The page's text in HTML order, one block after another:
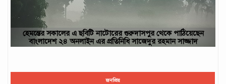
ছবিটি নওগাঁ জেলার রাণীনগর উপজেলার পারইল গ্রাম থেকে তোলা- আবু
ইউসুফ, নওগাঁ
জনপ্রিয়